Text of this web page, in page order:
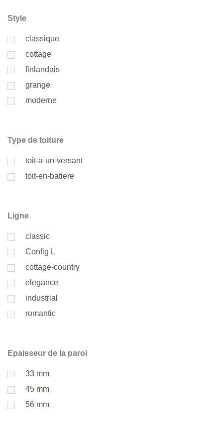
Style
classique
cottage
finlandais
grange
moderne
Type de toiture
toit-a-un-versant
toit-en-batiere
Ligne
classic
Config L
cottage-country
elegance
industrial
romantic
Epaisseur de la paroi
33 mm
45 mm
56 mm